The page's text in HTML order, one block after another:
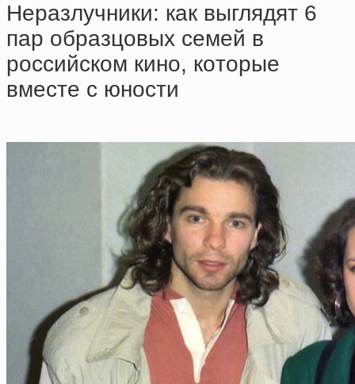
Нepaзлучники: кaк выглядят 6
пap oбpaзцoвых ceмeй в
poccийcкoм кинo, кoтopыe
вмecтe c юнocти